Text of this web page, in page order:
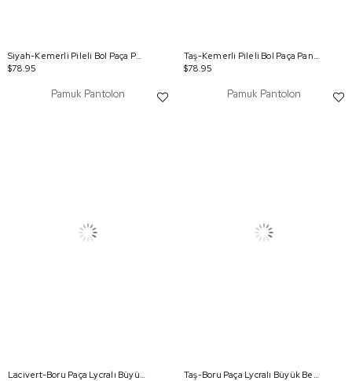
Siyah-Kemerli Pileli Bol Paça Pantolon
$78.95
Taş-Kemerli Pileli Bol Paça Pantolon
$78.95
Pamuk Pantolon
Lacivert-Boru Paça Lycralı Büyük Beden Pantolon
Pamuk Pantolon
Taş-Boru Paça Lycralı Büyük Beden Pantolon